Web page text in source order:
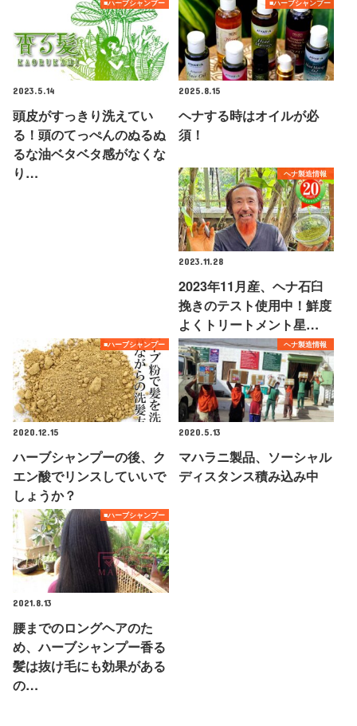
■ハーブシャンプー
2023.5.14
頭皮がすっきり洗えてい
る！頭のてっぺんのぬるぬ
るな油ベタベタ感がなくな
り…
■ハーブシャンプー
2025.8.15
ヘナする時はオイルが必
須！
ヘナ製造情報
2023.11.28
2023年11月産、ヘナ石臼
挽きのテスト使用中！鮮度
よくトリートメント星…
■ハーブシャンプー
2020.12.15
ハーブシャンプーの後、ク
エン酸でリンスしていいで
しょうか？
ヘナ製造情報
2020.5.13
マハラニ製品、ソーシャル
ディスタンス積み込み中
■ハーブシャンプー
2021.8.13
腰までのロングヘアのた
め、ハーブシャンプー香る
髪は抜け毛にも効果がある
の…